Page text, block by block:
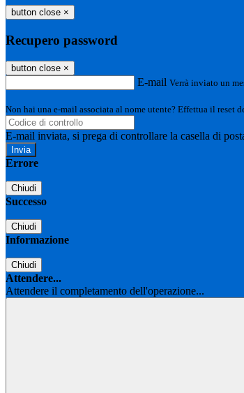
button close ×
Recupero password
button close ×
E-mail Verrà inviato un
Non hai una e-mail associata al nome utente? Effettua il reset
E-mail inviata, si prega di controllare la casella di
Errore
Chiudi
Successo
Chiudi
Informazione
Chiudi
Attendere...
Attendere il completamento dell'operazione...